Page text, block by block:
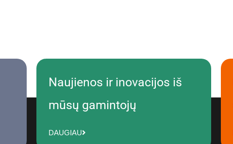
Naujienos ir inovacijos iš
mūsų gamintojų
DAUGIAU